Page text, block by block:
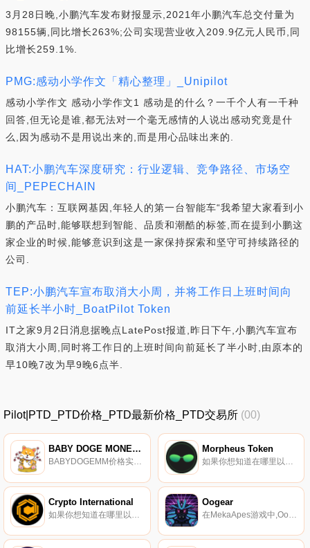
3月28日晚,小鹏汽车发布财报显示,2021年小鹏汽车总交付量为
98155辆,同比增长263%;公司实现营业收入209.9亿元人民币,同
比增长259.1%.
PMG:感动小学作文「精心整理」_Unipilot
感动小学作文 感动小学作文1 感动是的什么？一千个人有一千种
回答,但无论是谁,都无法对一个毫无感情的人说出感动究竟是什
么,因为感动不是用说出来的,而是用心品味出来的.
HAT:小鹏汽车深度研究：行业逻辑、竞争路径、市场空
间_PEPECHAIN
小鹏汽车：互联网基因,年轻人的第一台智能车“我希望大家看到小
鹏的产品时,能够联想到智能、品质和潮酷的标签,而在提到小鹏这
家企业的时候,能够意识到这是一家保持探索和坚守可持续路径的
公司.
TEP:小鹏汽车宣布取消大小周，并将工作日上班时间向
前延长半小时_BoatPilot Token
IT之家9月2日消息据晚点LatePost报道,昨日下午,小鹏汽车宣布
取消大小周,同时将工作日的上班时间向前延长了半小时,由原本的
早10晚7改为早9晚6点半.
Pilot|PTD_PTD价格_PTD最新价格_PTD交易所 (00)
BABY DOGE MONEY MAKER
BABYDOGEMM价格实时数据, 加密世界中唯一的狗狗和幸运猫杂交！只需持有即可在您的钱包中增长的超通缩记忆代币.
Morpheus Token
如果你想知道在哪里以当前价格购买Morpheus Token,目前交易{Morpheus Token]股票的顶级加密货币交易所是SpookySwap和SpiritSwap。您可以在我们的加密货币交易所页面上找到其他列表.
Crypto International Oogear